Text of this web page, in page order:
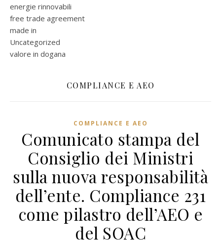
energie rinnovabili
free trade agreement
made in
Uncategorized
valore in dogana
COMPLIANCE E AEO
COMPLIANCE E AEO
Comunicato stampa del
Consiglio dei Ministri
sulla nuova responsabilità
dell’ente. Compliance 231
come pilastro dell’AEO e
del SOAC